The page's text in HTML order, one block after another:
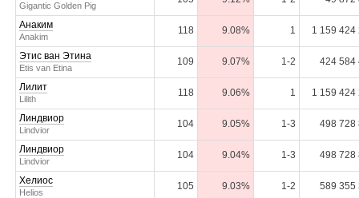
Gigantic Golden Pig
Анаким
Anakim
118 9.08% 1 1 159 424
Этис ван Этина
Etis van Etina
109 9.07% 1-2 424 584
Лилит
Lilith
118 9.06% 1 1 159 424
Линдвиор
Lindvior
104 9.05% 1-3 498 728
Линдвиор
Lindvior
104 9.04% 1-3 498 728
Хелиос
Helios
105 9.03% 1-2 589 355